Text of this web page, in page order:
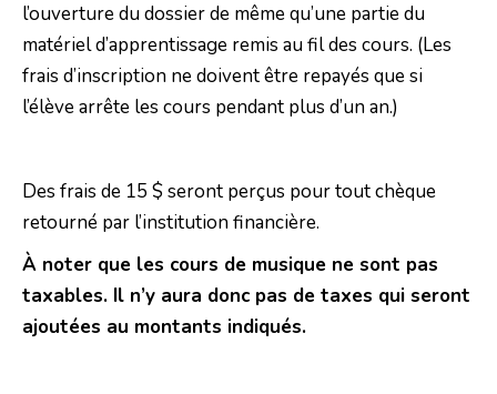
l’ouverture du dossier de même qu’une partie du
matériel d’apprentissage remis au fil des cours. (Les
frais d’inscription ne doivent être repayés que si
l’élève arrête les cours pendant plus d’un an.)
Des frais de 15 $ seront perçus pour tout chèque
retourné par l’institution financière.
À noter que les cours de musique ne sont pas
taxables. Il n’y aura donc pas de taxes qui seront
ajoutées au montants indiqués.